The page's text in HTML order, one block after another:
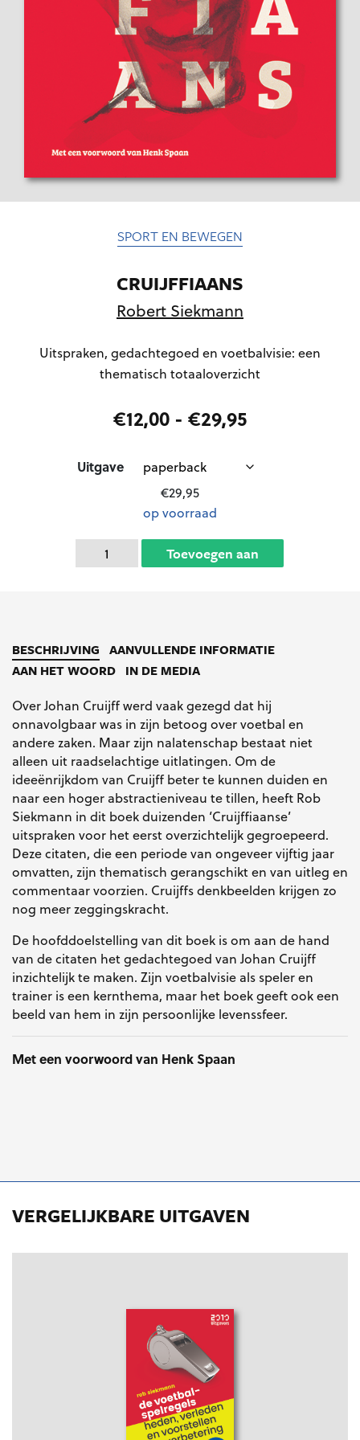
SPORT EN BEWEGEN
CRUIJFFIAANS
Robert Siekmann
Uitspraken, gedachtegoed en voetbalvisie: een
thematisch totaaloverzicht
€12,00 - €29,95Prijsklasse:
tot
Uitgave
€29,95
op voorraad
Cruijffiaans
aantal
Toevoegen aan
winkelwagen
BESCHRIJVING AANVULLENDE INFORMATIE
AAN HET WOORD IN DE MEDIA
Over Johan Cruijff werd vaak gezegd dat hij
onnavolgbaar was in zijn betoog over voetbal en
andere zaken. Maar zijn nalatenschap bestaat niet
alleen uit raadselachtige uitlatingen. Om de
ideeënrijkdom van Cruijff beter te kunnen duiden en
naar een hoger abstractieniveau te tillen, heeft Rob
Siekmann in dit boek duizenden ‘Cruijffiaanse’
uitspraken voor het eerst overzichtelijk gegroepeerd.
Deze citaten, die een periode van ongeveer vijftig jaar
omvatten, zijn thematisch gerangschikt en van uitleg en
commentaar voorzien. Cruijffs denkbeelden krijgen zo
nog meer zeggingskracht.
De hoofddoelstelling van dit boek is om aan de hand
van de citaten het gedachtegoed van Johan Cruijff
inzichtelijk te maken. Zijn voetbalvisie als speler en
trainer is een kernthema, maar het boek geeft ook een
beeld van hem in zijn persoonlijke levenssfeer.
Met een voorwoord van Henk Spaan
VERGELIJKBARE UITGAVEN